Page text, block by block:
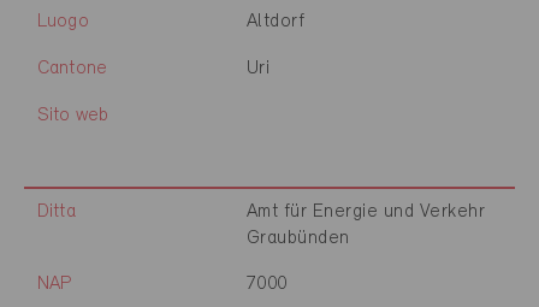
Luogo Altdorf
Cantone Uri
Sito web
Ditta
Amt für Energie und Verkehr
Graubünden
NAP 7000